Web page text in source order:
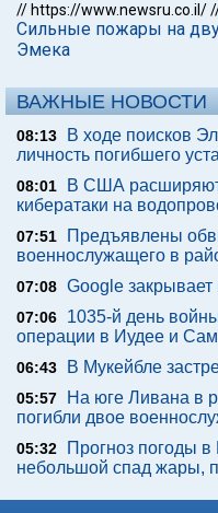
// https://www.newsru.co.il/
Сильные пожары на
Эмека
ВАЖНЫЕ НОВОСТИ
08:13
В ходе поисков
личность погибшего
08:01
В США
кибератаки на
07:51
Предъявлены
военнослужащего в
07:08 Google
07:06
1035-й день
операции в Иудее и
06:43 В Мукейбле
05:57
На юге Ливана в
погибли двое
05:32
Прогноз погоды в
небольшой спад жары,